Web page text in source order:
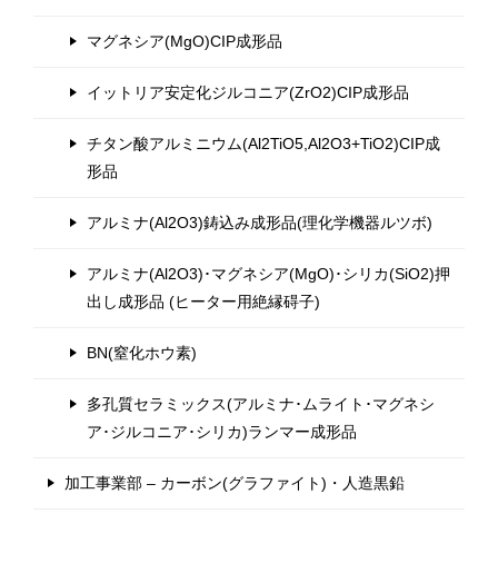
マグネシア(MgO)CIP成形品
イットリア安定化ジルコニア(ZrO2)CIP成形品
チタン酸アルミニウム(Al2TiO5,Al2O3+TiO2)CIP成
形品
アルミナ(Al2O3)鋳込み成形品(理化学機器ルツボ)
アルミナ(Al2O3)･マグネシア(MgO)･シリカ(SiO2)押
出し成形品 (ヒーター用絶縁碍子)
BN(窒化ホウ素)
多孔質セラミックス(アルミナ･ムライト･マグネシ
ア･ジルコニア･シリカ)ランマー成形品
加工事業部 – カーボン(グラファイト)・人造黒鉛